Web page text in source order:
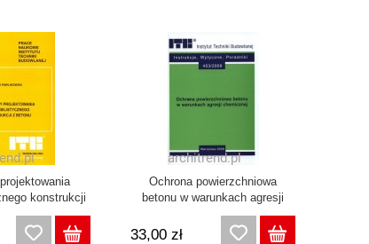
konstrukcji
Ochrona powierzchniowa
betonu w warunkach agresji
chemicznej
33,00 zł